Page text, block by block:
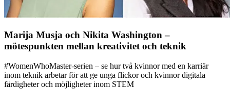
Marija Musja och Nikita Washington –
mötespunkten mellan kreativitet och teknik
#WomenWhoMaster-serien – se hur två kvinnor med en karriär
inom teknik arbetar för att ge unga flickor och kvinnor digitala
färdigheter och möjligheter inom STEM